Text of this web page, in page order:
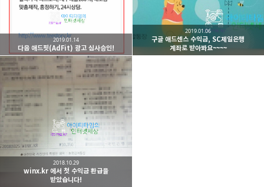
다음 애드핏(AdFit) 광고 심사승인!
2019.01.14
구글 애드센스 수익금, SC제일은행
계좌로 받아봐요~~~~
2019.01.06
winx.kr 에서 첫 수익금 환급을
받았습니다!
2018.10.29